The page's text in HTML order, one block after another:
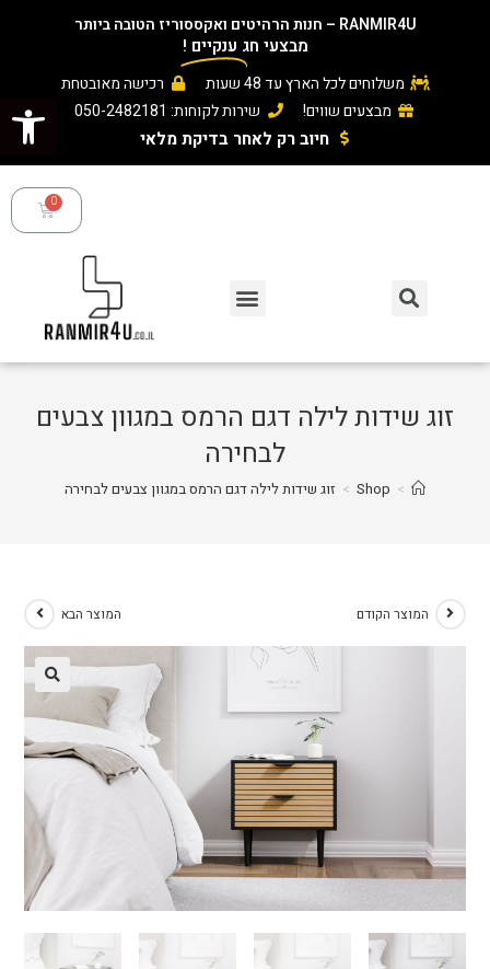
פתח סרגל נגישות
RANMIR4U – חנות הרהיטים ואקססוריז הטובה ביותר
מבצעי חג ענקיים !
משלוחים לכל הארץ עד 48 שעות
רכישה מאובטחת
מבצעים שווים!
שירות לקוחות: 050-2482181
חיוב רק לאחר בדיקת מלאי ​
זוג שידות לילה דגם הרמס במגוון צבעים
לבחירה
>
Shop
> זוג שידות לילה דגם הרמס במגוון צבעים לבחירה
המוצר הקודם המוצר הבא
🔍